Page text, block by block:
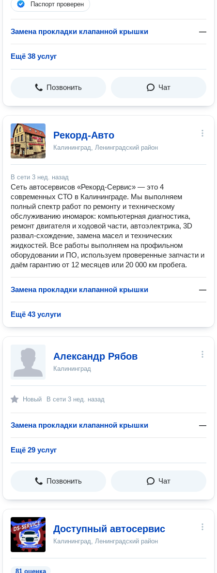
Паспорт проверен
Замена прокладки клапанной крышки —
Ещё 38 услуг
Позвонить Чат
Рекорд-Авто
Калининград, Ленинградский район
В сети 3 нед. назад
Сеть автосервисов «Рекорд-Сервис» — это 4
современных СТО в Калининграде. Мы выполняем
полный спектр работ по ремонту и техническому
обслуживанию иномарок: компьютерная диагностика,
ремонт двигателя и ходовой части, автоэлектрика, 3D
развал‑схождение, замена масел и технических
жидкостей. Все работы выполняем на профильном
оборудовании и ПО, используем проверенные запчасти и
даём гарантию от 12 месяцев или 20 000 км пробега.
Замена прокладки клапанной крышки —
Ещё 43 услуги
Александр Рябов
Калининград
Новый В сети 3 нед. назад
Замена прокладки клапанной крышки —
Ещё 29 услуг
Позвонить Чат
Доступный автосервис
Калининград, Ленинградский район
81 оценка